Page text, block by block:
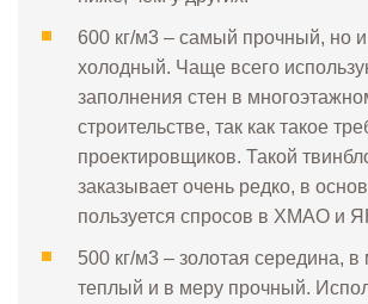
600 кг/м3 – самый прочный, но
холодный. Чаще всего
заполнения стен в
строительстве, так как такое
проектировщиков. Такой
заказывает очень редко, в
пользуется спросов в ХМАО и
500 кг/м3 – золотая середина, в
теплый и в меру прочный.